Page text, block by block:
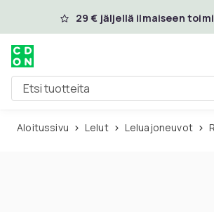
Ohita ja siirry pääsisältöön
29 € jäljellä ilmaiseen
Etsi tuotteita
Aloitussivu Lelut Leluajoneuvot